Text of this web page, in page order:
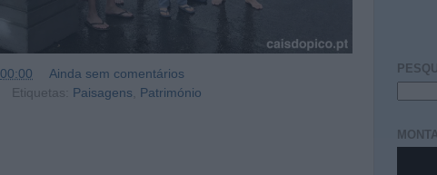
00:00
Ainda sem comentários
Etiquetas: Paisagens Património